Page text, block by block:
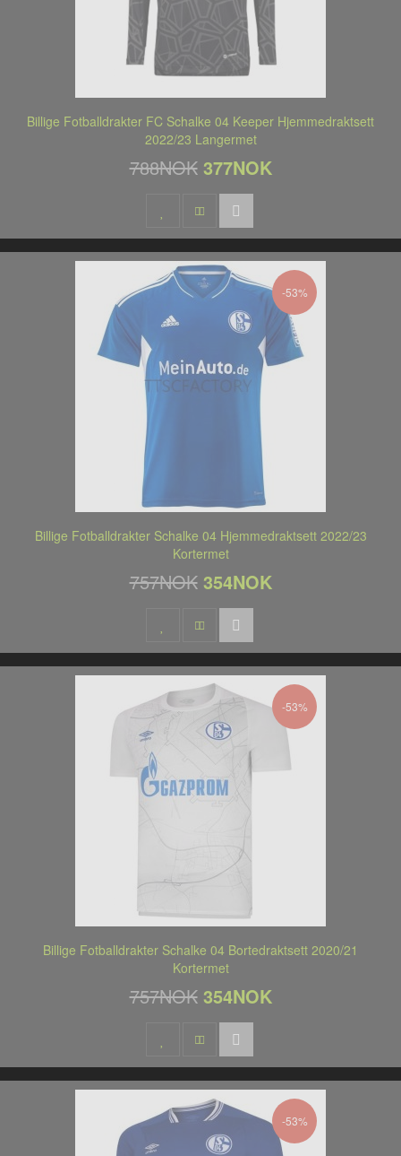
Billige Fotballdrakter FC Schalke 04 Keeper Hjemmedraktsett
2022/23 Langermet
788NOK 377NOK
-53%
Billige Fotballdrakter Schalke 04 Hjemmedraktsett 2022/23
Kortermet
757NOK 354NOK
-53%
Billige Fotballdrakter Schalke 04 Bortedraktsett 2020/21
Kortermet
757NOK 354NOK
-53%